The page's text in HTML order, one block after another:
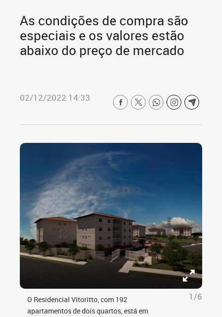
As condições de compra são
especiais e os valores estão
abaixo do preço de mercado
02/12/2022 14:33
O Residencial Vitoritto, com 192
apartamentos de dois quartos, está em
1/6